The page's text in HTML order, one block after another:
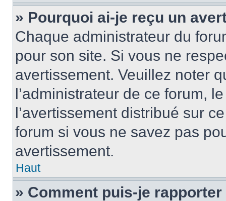
» Pourquoi ai-je reçu un
Chaque administrateur du
pour son site. Si vous ne
avertissement. Veuillez noter
l’administrateur de ce forum,
l’avertissement distribué sur
forum si vous ne savez pas
avertissement.
Haut
» Comment puis-je